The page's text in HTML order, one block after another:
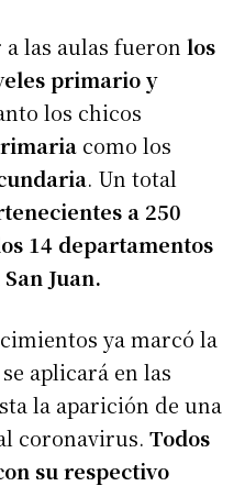
las aulas fueron los
primario y
los chicos
como los
. Un total
a 250
14 departamentos
Juan.
ya marcó la
aplicará en las
la aparición de una
coronavirus. Todos
su respectivo